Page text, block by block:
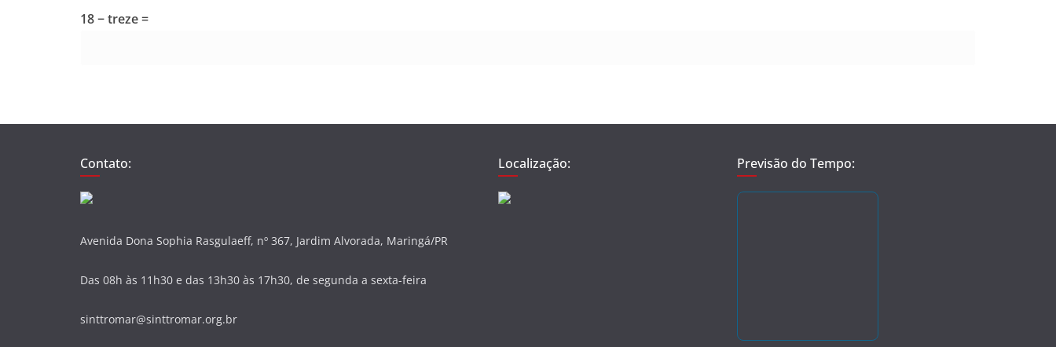
18 − treze =
Contato:
Avenida Dona Sophia Rasgulaeff, nº 367, Jardim Alvorada, Maringá/PR
Das 08h às 11h30 e das 13h30 às 17h30, de segunda a sexta-feira
sinttromar@sinttromar.org.br
Localização: Previsão do Tempo: